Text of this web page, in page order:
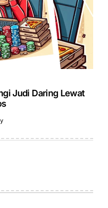
Judi Daring Lewat